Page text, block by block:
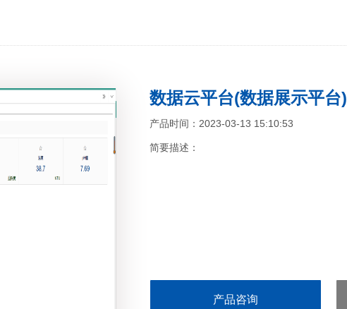
数据云平台(数据展示平台)
产品时间：2023-03-13 15:10:53
简要描述：
产品咨询